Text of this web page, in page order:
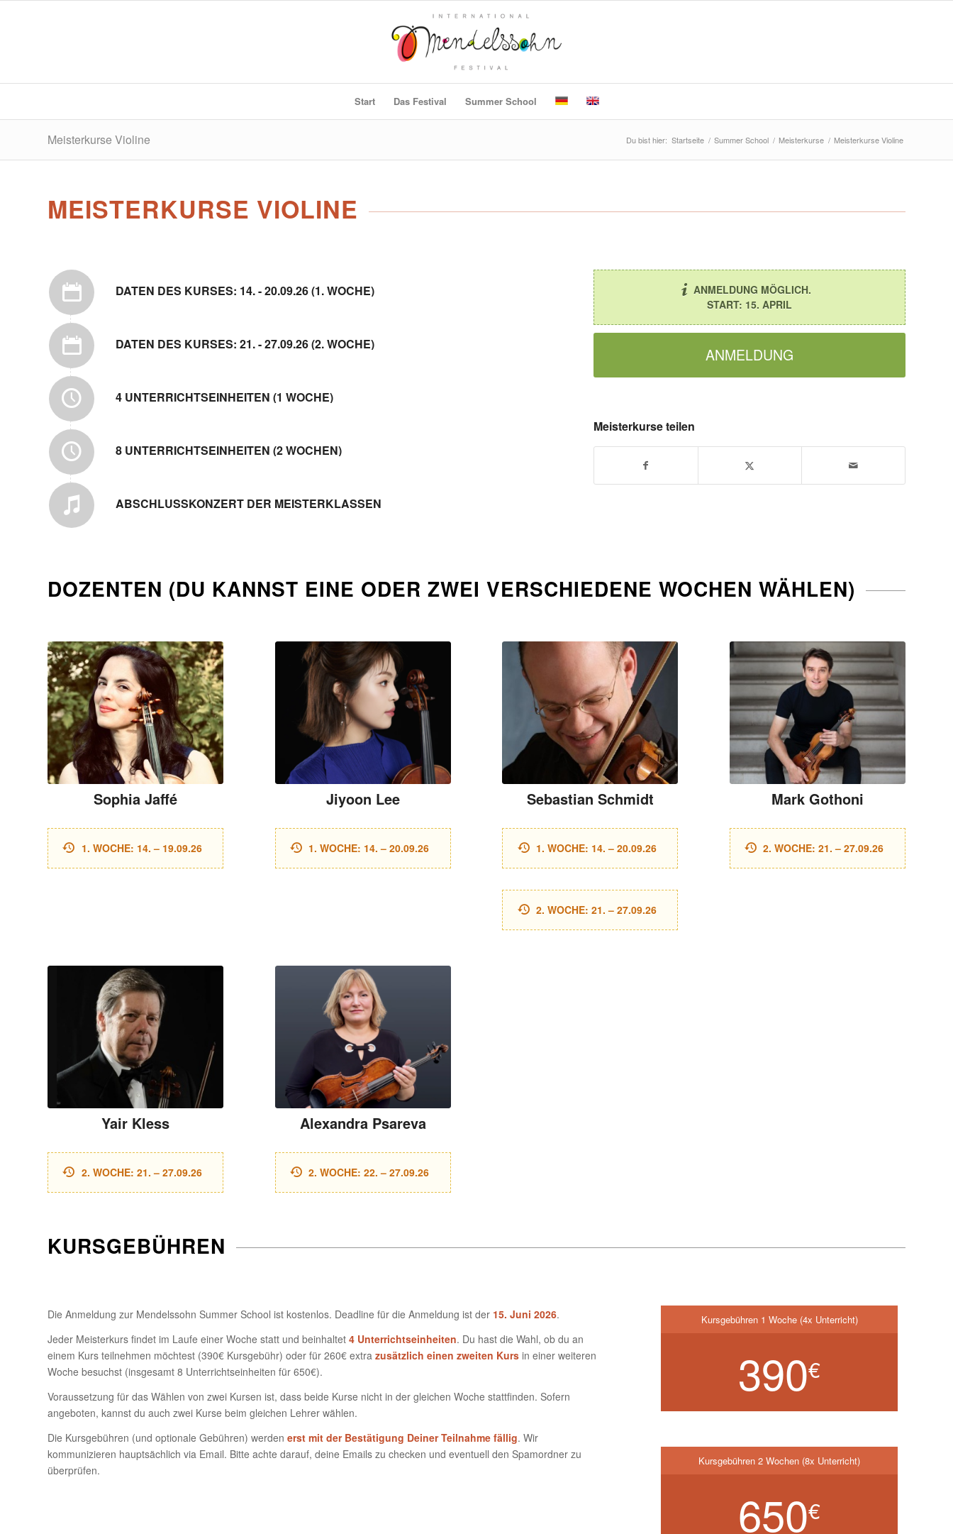
Start Das Festival Summer School
Meisterkurse Violine Du bist hier: Startseite / Summer School / Meisterkurse / Meisterkurse Violine
MEISTERKURSE VIOLINE
DATEN DES KURSES: 14. - 20.09.26 (1. WOCHE)
DATEN DES KURSES: 21. - 27.09.26 (2. WOCHE)
4 UNTERRICHTSEINHEITEN (1 WOCHE)
8 UNTERRICHTSEINHEITEN (2 WOCHEN)
ABSCHLUSSKONZERT DER MEISTERKLASSEN
ANMELDUNG MÖGLICH.
START: 15. APRIL
ANMELDUNG
Meisterkurse teilen
DOZENTEN (DU KANNST EINE ODER ZWEI VERSCHIEDENE WOCHEN WÄHLEN)
Sophia Jaffé
1. WOCHE: 14. – 19.09.26
Jiyoon Lee
1. WOCHE: 14. – 20.09.26
Sebastian Schmidt
1. WOCHE: 14. – 20.09.26
2. WOCHE: 21. – 27.09.26
Mark Gothoni
2. WOCHE: 21. – 27.09.26
Yair Kless
2. WOCHE: 21. – 27.09.26
Alexandra Psareva
2. WOCHE: 22. – 27.09.26
KURSGEBÜHREN
Die Anmeldung zur Mendelssohn Summer School ist kostenlos. Deadline für die Anmeldung ist der 15. Juni 2026.
Jeder Meisterkurs findet im Laufe einer Woche statt und beinhaltet 4 Unterrichtseinheiten. Du hast die Wahl, ob du an
einem Kurs teilnehmen möchtest (390€ Kursgebühr) oder für 260€ extra zusätzlich einen zweiten Kurs in einer weiteren
Woche besuchst (insgesamt 8 Unterrichtseinheiten für 650€).
Voraussetzung für das Wählen von zwei Kursen ist, dass beide Kurse nicht in der gleichen Woche stattfinden. Sofern
angeboten, kannst du auch zwei Kurse beim gleichen Lehrer wählen.
Die Kursgebühren (und optionale Gebühren) werden erst mit der Bestätigung Deiner Teilnahme fällig. Wir
kommunizieren hauptsächlich via Email. Bitte achte darauf, deine Emails zu checken und eventuell den Spamordner zu
überprüfen.
Kursgebühren 1 Woche (4x Unterricht)
390€
Kursgebühren 2 Wochen (8x Unterricht)
650€